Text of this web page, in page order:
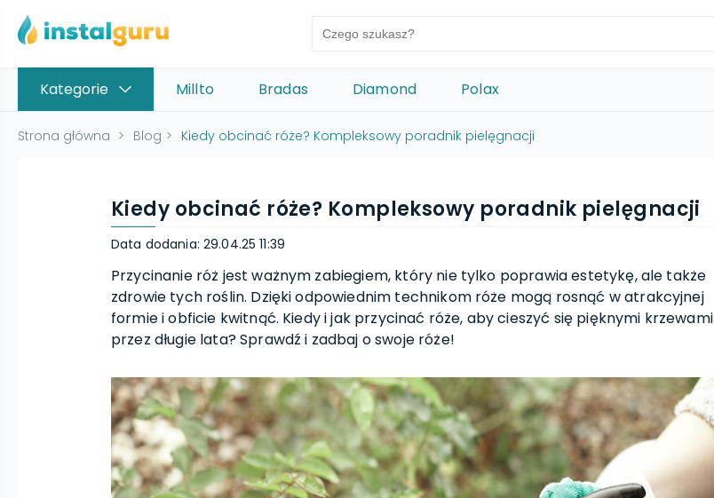
Kategorie Millto Bradas Diamond Polax
Strona główna > Blog > Kiedy obcinać róże? Kompleksowy poradnik pielęgnacji
Kiedy obcinać róże? Kompleksowy poradnik pielęgnacji
Data dodania: 29.04.25 11:39
Przycinanie róż jest ważnym zabiegiem, który nie tylko poprawia estetykę, ale także
zdrowie tych roślin. Dzięki odpowiednim technikom róże mogą rosnąć w atrakcyjnej
formie i obficie kwitnąć. Kiedy i jak przycinać róże, aby cieszyć się pięknymi krzewami
przez długie lata? Sprawdź i zadbaj o swoje róże!